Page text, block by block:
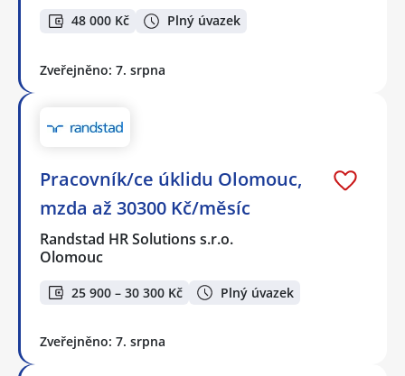
48 000 Kč Plný úvazek
Zveřejněno: 7. srpna
Pracovník/ce úklidu Olomouc,
mzda až 30300 Kč/měsíc
Randstad HR Solutions s.r.o.
Olomouc
25 900 – 30 300 Kč Plný úvazek
Zveřejněno: 7. srpna